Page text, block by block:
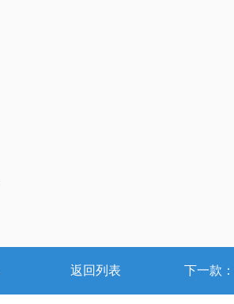
返回列表 下一款：